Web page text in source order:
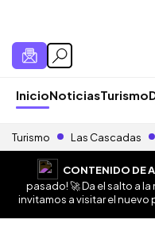
InicioNoticiasTurismo
Turismo Las Cascadas
CONTENIDO DE
pasado! 🚀 Da el salto a
invitamos a visitar el